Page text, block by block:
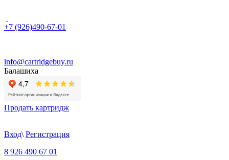
+7 (926)490-67-01
info@cartridgebuy.ru
Балашиха
Продать картридж
Вход\ Регистрация
8 926 490 67 01